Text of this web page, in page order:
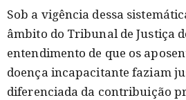
Sob a vigência dessa
âmbito do Tribunal de Justiça
entendimento de que os
doença incapacitante faziam
diferenciada da contribuição